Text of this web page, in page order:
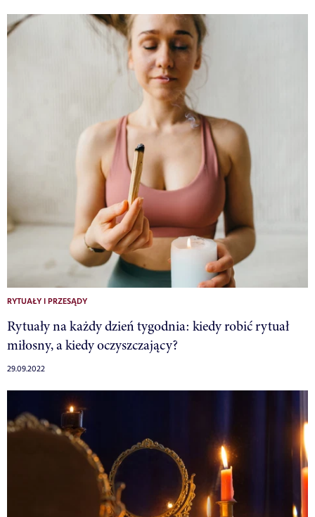
RYTUAŁY I PRZESĄDY
Rytuały na każdy dzień tygodnia: kiedy robić rytuał
miłosny, a kiedy oczyszczający?
29.09.2022